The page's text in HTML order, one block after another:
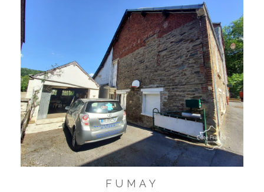
FUMAY